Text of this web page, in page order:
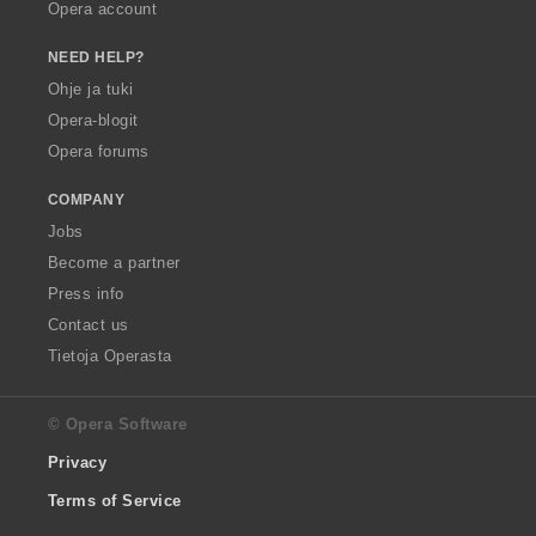
Opera account
NEED HELP?
Ohje ja tuki
Opera-blogit
Opera forums
COMPANY
Jobs
Become a partner
Press info
Contact us
Tietoja Operasta
© Opera Software
Privacy
Terms of Service